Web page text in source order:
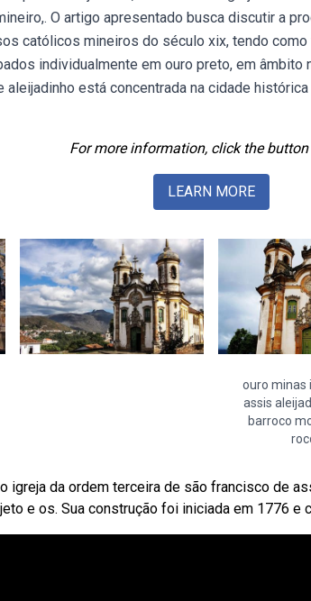
O artigo apresentado busca discutir a
católicos mineiros do século xix, tendo
individualmente em ouro preto, em âmbito
está concentrada na cidade
For more information, click the button
LEARN MORE
ouro minas
assis
barroco
igreja da ordem terceira de são francisco de
e os. Sua construção foi iniciada em 1776 e